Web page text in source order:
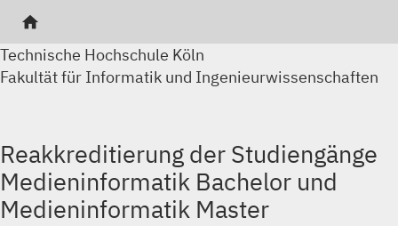
home
Technische Hochschule Köln
Fakultät für Informatik und Ingenieurwissenschaften
Reakkreditierung der Studiengänge
Medieninformatik Bachelor und
Medieninformatik Master